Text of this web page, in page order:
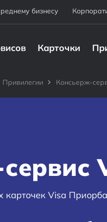
бизнесу
Карточки
Привилегии Консьерж-
Visa